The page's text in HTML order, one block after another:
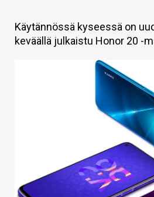
KAUPPA
Käytännössä kyseessä on
keväällä julkaistu Honor 20 -